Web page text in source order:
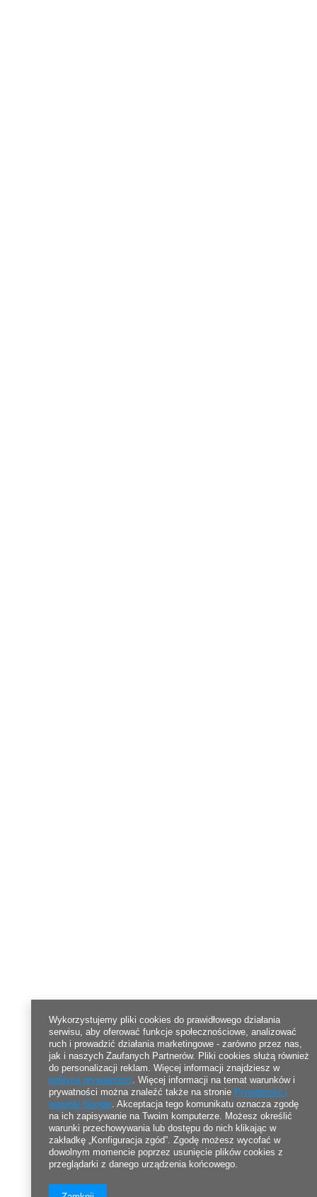
Wykorzystujemy pliki cookies do prawidłowego działania
serwisu, aby oferować funkcje społecznościowe, analizować
ruch i prowadzić działania marketingowe - zarówno przez nas,
jak i naszych Zaufanych Partnerów. Pliki cookies służą również
do personalizacji reklam. Więcej informacji znajdziesz w
polityce prywatności. Więcej informacji na temat warunków i
prywatności można znaleźć także na stronie Prywatność i
warunki Google. Akceptacja tego komunikatu oznacza zgodę
na ich zapisywanie na Twoim komputerze. Możesz określić
warunki przechowywania lub dostępu do nich klikając w
zakładkę „Konfiguracja zgód”. Zgodę możesz wycofać w
dowolnym momencie poprzez usunięcie plików cookies z
przeglądarki z danego urządzenia końcowego.